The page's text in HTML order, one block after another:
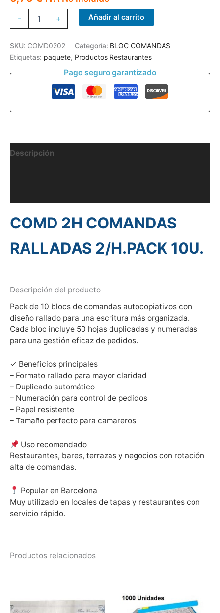
-
RALLADAS
2/H.PACK
10U.
cantidad
+ Añadir al carrito
SKU: COMD0202 Categoría: BLOC COMANDAS
Etiquetas: paquete, Productos Restaurantes
Pago seguro garantizado
Descripción
COMD 2H COMANDAS
RALLADAS 2/H.PACK 10U.
Descripción del producto
Pack de 10 blocs de comandas autocopiativos con
diseño rallado para una escritura más organizada.
Cada bloc incluye 50 hojas duplicadas y numeradas
para una gestión eficaz de pedidos.
✓ Beneficios principales
– Formato rallado para mayor claridad
– Duplicado automático
– Numeración para control de pedidos
– Papel resistente
– Tamaño perfecto para camareros
Uso recomendado
Restaurantes, bares, terrazas y negocios con rotación
alta de comandas.
Popular en Barcelona
Muy utilizado en locales de tapas y restaurantes con
servicio rápido.
Productos relacionados